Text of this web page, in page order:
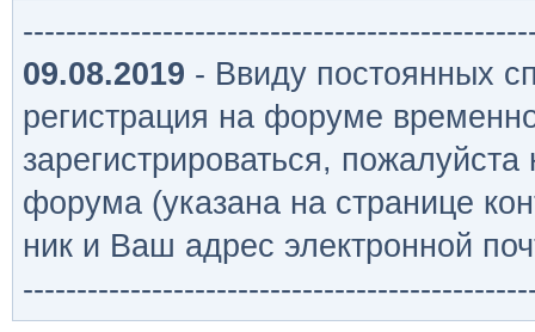
09.08.2019 - Ввиду постоянных
регистрация на форуме
зарегистрироваться,
форума (указана на странице
ник и Ваш адрес электронной